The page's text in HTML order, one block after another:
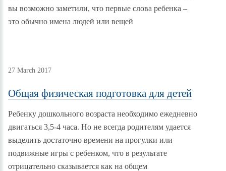
вы возможно заметили, что первые слова ребенка –
это обычно имена людей или вещей
27 March 2017
Общая физическая подготовка для детей
Ребенку дошкольного возраста необходимо ежедневно
двигаться 3,5-4 часа. Но не всегда родителям удается
выделить достаточно времени на прогулки или
подвижные игры с ребенком, что в результате
отрицательно сказывается как на общем